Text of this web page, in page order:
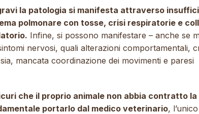
la patologia si manifesta attraverso
polmonare con tosse, crisi respiratorie e
Infine, si possono manifestare – anche se
nervosi, quali alterazioni comportamentali,
mancata coordinazione dei movimenti e paresi
che il proprio animale non abbia contratto la
portarlo dal medico veterinario,